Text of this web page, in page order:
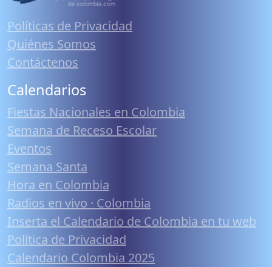
Políticas de Privacidad
Quiénes Somos
Contáctenos
Calendarios
Fiestas Nacionales en Colombia
Semana de Receso Escolar
Eventos
Semana Santa
Hora en Colombia
Radios en vivo · Colombia
Inserta el Calendario de Colombia en tu web
Política de Privacidad
Calendario Colombia 2025